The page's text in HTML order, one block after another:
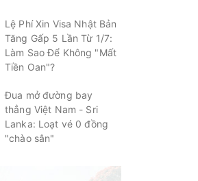
Lệ Phí Xin Visa Nhật Bản
Tăng Gấp 5 Lần Từ 1/7:
Làm Sao Để Không "Mất
Tiền Oan"?
Đua mở đường bay
thẳng Việt Nam - Sri
Lanka: Loạt vé 0 đồng
"chào sân"